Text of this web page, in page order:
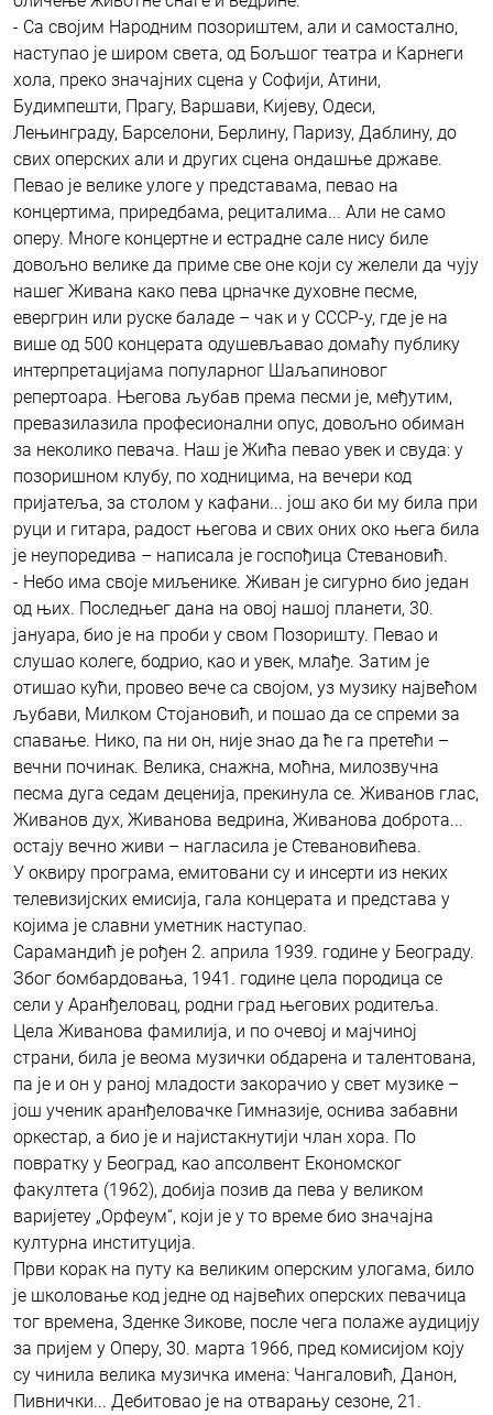
- Са својим Народним позориштем, али и самостално,
наступао је широм света, од Бољшог театра и Карнеги
хола, преко значајних сцена у Софији, Атини,
Будимпешти, Прагу, Варшави, Кијеву, Одеси,
Лењинграду, Барселони, Берлину, Паризу, Даблину, до
свих оперских али и других сцена ондашње државе.
Певао је велике улоге у предстaвама, певао на
концертима, приредбама, рециталима... Али не само
оперу. Многе концертне и естрадне сале нису биле
довољно велике да приме све оне који су желели да чују
нашег Живана како пева црначке духовне песме,
евергрин или руске баладе – чак и у СССР-у, где је на
више од 500 концерата одушевљавао домаћу публику
интерпретацијама популарног Шаљапиновог
репертоара. Његова љубав према песми је, међутим,
превазилазила професионални опус, довољно обиман
за неколико певача. Наш је Жића певао увек и свуда: у
позоришном клубу, по ходницима, на вечери код
пријатеља, за столом у кафани... још ако би му била при
руци и гитара, радост његова и свих оних око њега била
је неупоредива – написала је госпођица Стевановић.
- Небо има своје миљенике. Живан је сигурно био један
од њих. Последњег дана на овој нашој планети, 30.
јануара, био је на проби у свом Позоришту. Певао и
слушао колеге, бодрио, као и увек, млађе. Затим је
отишао кући, провео вече са својом, уз музику највећом
љубави, Милком Стојановић, и пошао да се спреми за
спавање. Нико, па ни он, није знао да ће га претећи –
вечни починак. Велика, снажна, моћна, милозвучна
песма дуга седам деценија, прекинула се. Живанов глас,
Живанов дух, Живанова ведрина, Живанова доброта...
остају вечно живи – нагласила је Стевановићева.
У оквиру програма, емитовани су и инсерти из неких
телевизијских емисија, гала концерата и представа у
којима је славни уметник наступао.
Сарамандић је рођен 2. априла 1939. године у Београду.
Због бомбардовања, 1941. године цела породица се
сели у Аранђеловац, родни град његових родитеља.
Цела Живанова фамилија, и по очевој и мајчиној
страни, била је веома музички обдарена и талентована,
па је и он у раној младости закорачио у свет музике –
још ученик аранђеловачке Гимназије, оснива забавни
оркестар, а био је и најистакнутији члан хора. По
повратку у Београд, као апсолвент Економског
факултета (1962), добија позив да пева у великом
варијетеу „Орфеум“, који је у то време био значајна
културна институција.
Први корак на путу ка великим оперским улогама, било
је школовање код једне од највећих оперских певачица
тог времена, Зденке Зикове, после чега полаже аудицију
за пријем у Оперу, 30. марта 1966, пред комисијом коју
су чинила велика музичка имена: Чангаловић, Данон,
Пивнички... Дебитовао је на отварању сезоне, 21.